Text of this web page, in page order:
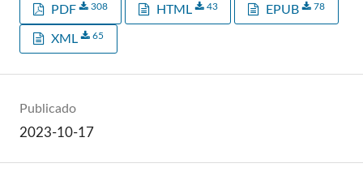
PDF 308 HTML 43 EPUB 78
XML 65
Publicado
2023-10-17